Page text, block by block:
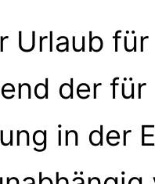
Urlaub
der
in der